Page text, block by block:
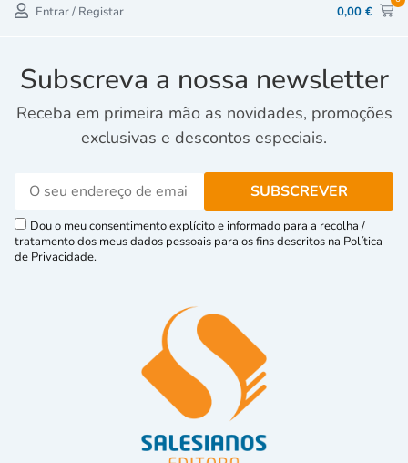
Entrar / Registar 0,00 €
Subscreva a nossa newsletter
Receba em primeira mão as novidades, promoções
exclusivas e descontos especiais.
Dou o meu consentimento explícito e informado para a recolha /
tratamento dos meus dados pessoais para os fins descritos na Política
de Privacidade.